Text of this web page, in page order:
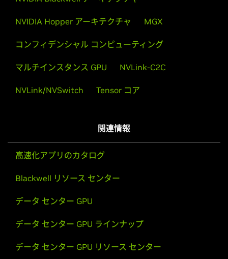
リアルタイムのコンピュータ支援エンジニアリング
NVIDIA Hopper アーキテクチャ MGX
コンフィデンシャル コンピューティング
マルチインスタンス GPU NVLink-C2C
NVLink/NVSwitch Tensor コア
関連情報
高速化アプリのカタログ
Blackwell リソース センター
データ センター GPU
データ センター GPU ラインナップ
データ センター GPU リソース センター